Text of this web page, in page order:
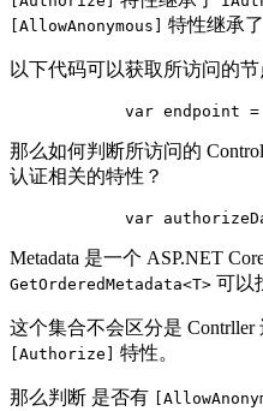
[AllowAnonymous] 特性继承了
以下代码可以获取所访问的节
var endpoint
那么如何判断所访问的
认证相关的特性？
var
Metadata 是一个 ASP.NET
GetOrderedMetadata<T> 可以
这个集合不会区分是 Contrller
[Authorize] 特性。
那么判断 是否有